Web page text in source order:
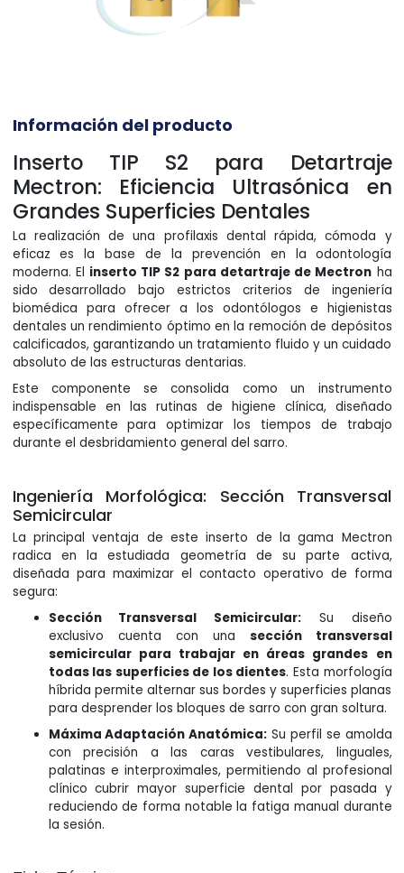
Información del producto
Inserto TIP S2 para Detartraje
Mectron: Eficiencia Ultrasónica en
Grandes Superficies Dentales
La realización de una profilaxis dental rápida, cómoda y
eficaz es la base de la prevención en la odontología
moderna. El inserto TIP S2 para detartraje de Mectron ha
sido desarrollado bajo estrictos criterios de ingeniería
biomédica para ofrecer a los odontólogos e higienistas
dentales un rendimiento óptimo en la remoción de depósitos
calcificados, garantizando un tratamiento fluido y un cuidado
absoluto de las estructuras dentarias.
Este componente se consolida como un instrumento
indispensable en las rutinas de higiene clínica, diseñado
específicamente para optimizar los tiempos de trabajo
durante el desbridamiento general del sarro.
Ingeniería Morfológica: Sección Transversal
Semicircular
La principal ventaja de este inserto de la gama Mectron
radica en la estudiada geometría de su parte activa,
diseñada para maximizar el contacto operativo de forma
segura:
Sección Transversal Semicircular: Su diseño
exclusivo cuenta con una sección transversal
semicircular para trabajar en áreas grandes en
todas las superficies de los dientes. Esta morfología
híbrida permite alternar sus bordes y superficies planas
para desprender los bloques de sarro con gran soltura.
Máxima Adaptación Anatómica: Su perfil se amolda
con precisión a las caras vestibulares, linguales,
palatinas e interproximales, permitiendo al profesional
clínico cubrir mayor superficie dental por pasada y
reduciendo de forma notable la fatiga manual durante
la sesión.